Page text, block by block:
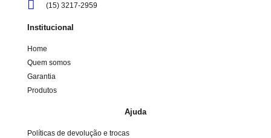
(15) 3217-2959
Institucional
Home
Quem somos
Garantia
Produtos
Ajuda
Políticas de devolução e trocas